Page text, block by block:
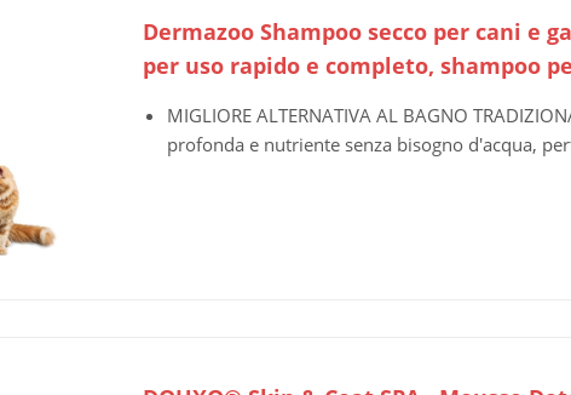
Dermazoo Shampoo secco per cani e
per uso rapido e completo, shampoo
MIGLIORE ALTERNATIVA AL BAGNO
profonda e nutriente senza bisogno d'acqua,